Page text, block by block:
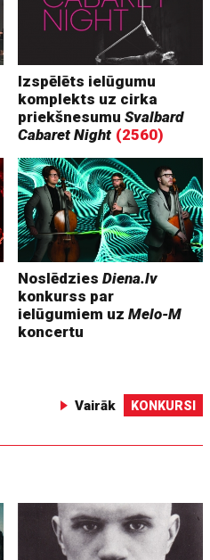
Izspēlēts ielūgumu
komplekts uz cirka
priekšnesumuSvalbard
Cabaret Night (2560)
NoslēdziesDiena.lv
konkurss par
ielūgumiem uzMelo-M
koncertu
Vairāk KONKURSI